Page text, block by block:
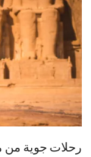
رحلات جوية من